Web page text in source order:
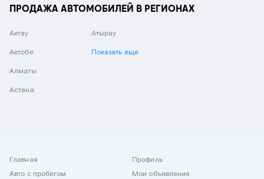
ПРОДАЖА АВТОМОБИЛЕЙ В РЕГИОНАХ
Актау
Актобе
Алматы
Астана
Атырау
Показать еще
Главная
Авто с пробегом
Профиль
Мои объявления